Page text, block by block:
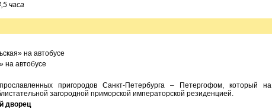
часа
на автобусе
на автобусе
пригородов Санкт-Петербурга – Петергофом, который на
загородной приморской императорской резиденцией.
дворец